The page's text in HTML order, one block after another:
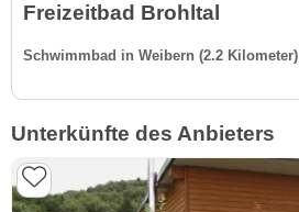
Freizeitbad Brohltal
Schwimmbad in Weibern (2.2 Kilometer)
Unterkünfte des Anbieters